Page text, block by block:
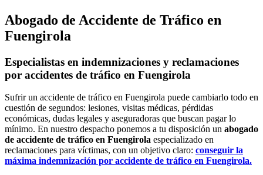
Abogado de Accidente de Tráfico en
Fuengirola
Especialistas en indemnizaciones y reclamaciones
por accidentes de tráfico en Fuengirola
Sufrir un accidente de tráfico en Fuengirola puede cambiarlo todo en
cuestión de segundos: lesiones, visitas médicas, pérdidas
económicas, dudas legales y aseguradoras que buscan pagar lo
mínimo. En nuestro despacho ponemos a tu disposición un abogado
de accidente de tráfico en Fuengirola especializado en
reclamaciones para víctimas, con un objetivo claro: conseguir la
máxima indemnización por accidente de tráfico en Fuengirola.